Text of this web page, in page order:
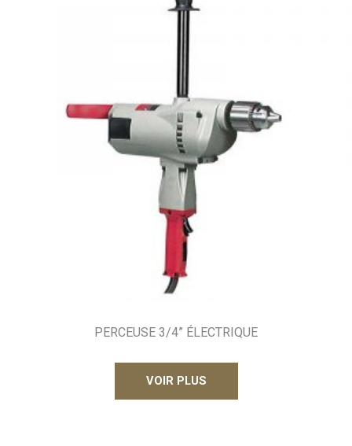
PERCEUSE 3/4” ÉLECTRIQUE
VOIR PLUS